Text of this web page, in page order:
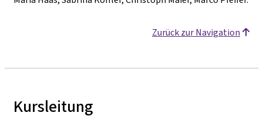
Zurück zur Navigation
Kursleitung